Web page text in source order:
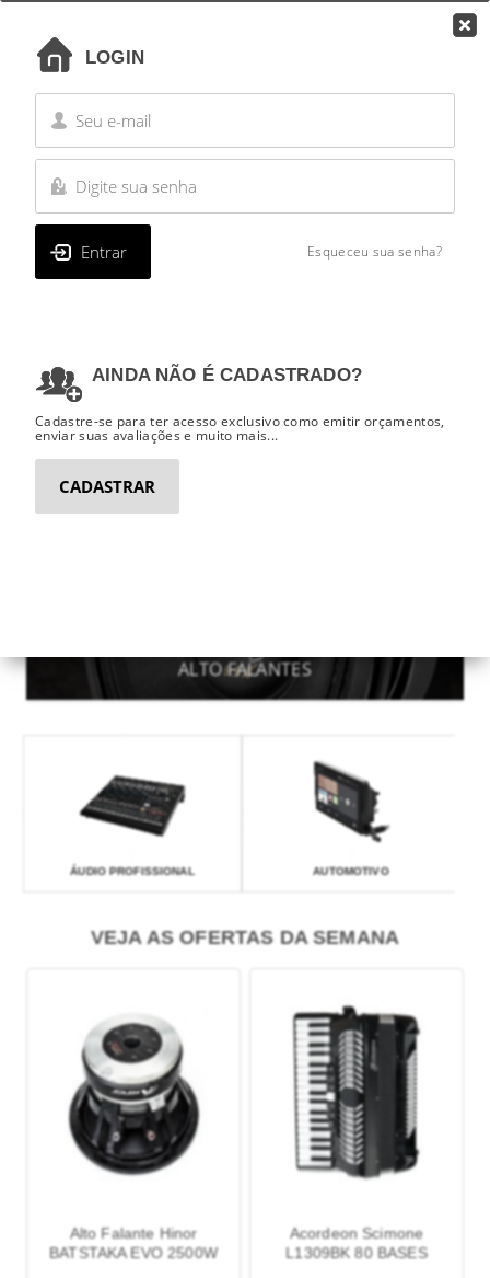
o que você deseja buscar?
0
DEPARTAMENTOS
LOGIN
Esqueceu sua senha?
AINDA NÃO É CADASTRADO?
Cadastre-se para ter acesso exclusivo como emitir orçamentos,
enviar suas avaliações e muito mais...
ATOM PRÓTON
ALTO FALANTES
ÁUDIO PROFISSIONAL AUTOMOTIVO
VEJA AS OFERTAS DA SEMANA
Alto Falante Hinor
BATSTAKA EVO 2500W
Acordeon Scimone
L1309BK 80 BASES